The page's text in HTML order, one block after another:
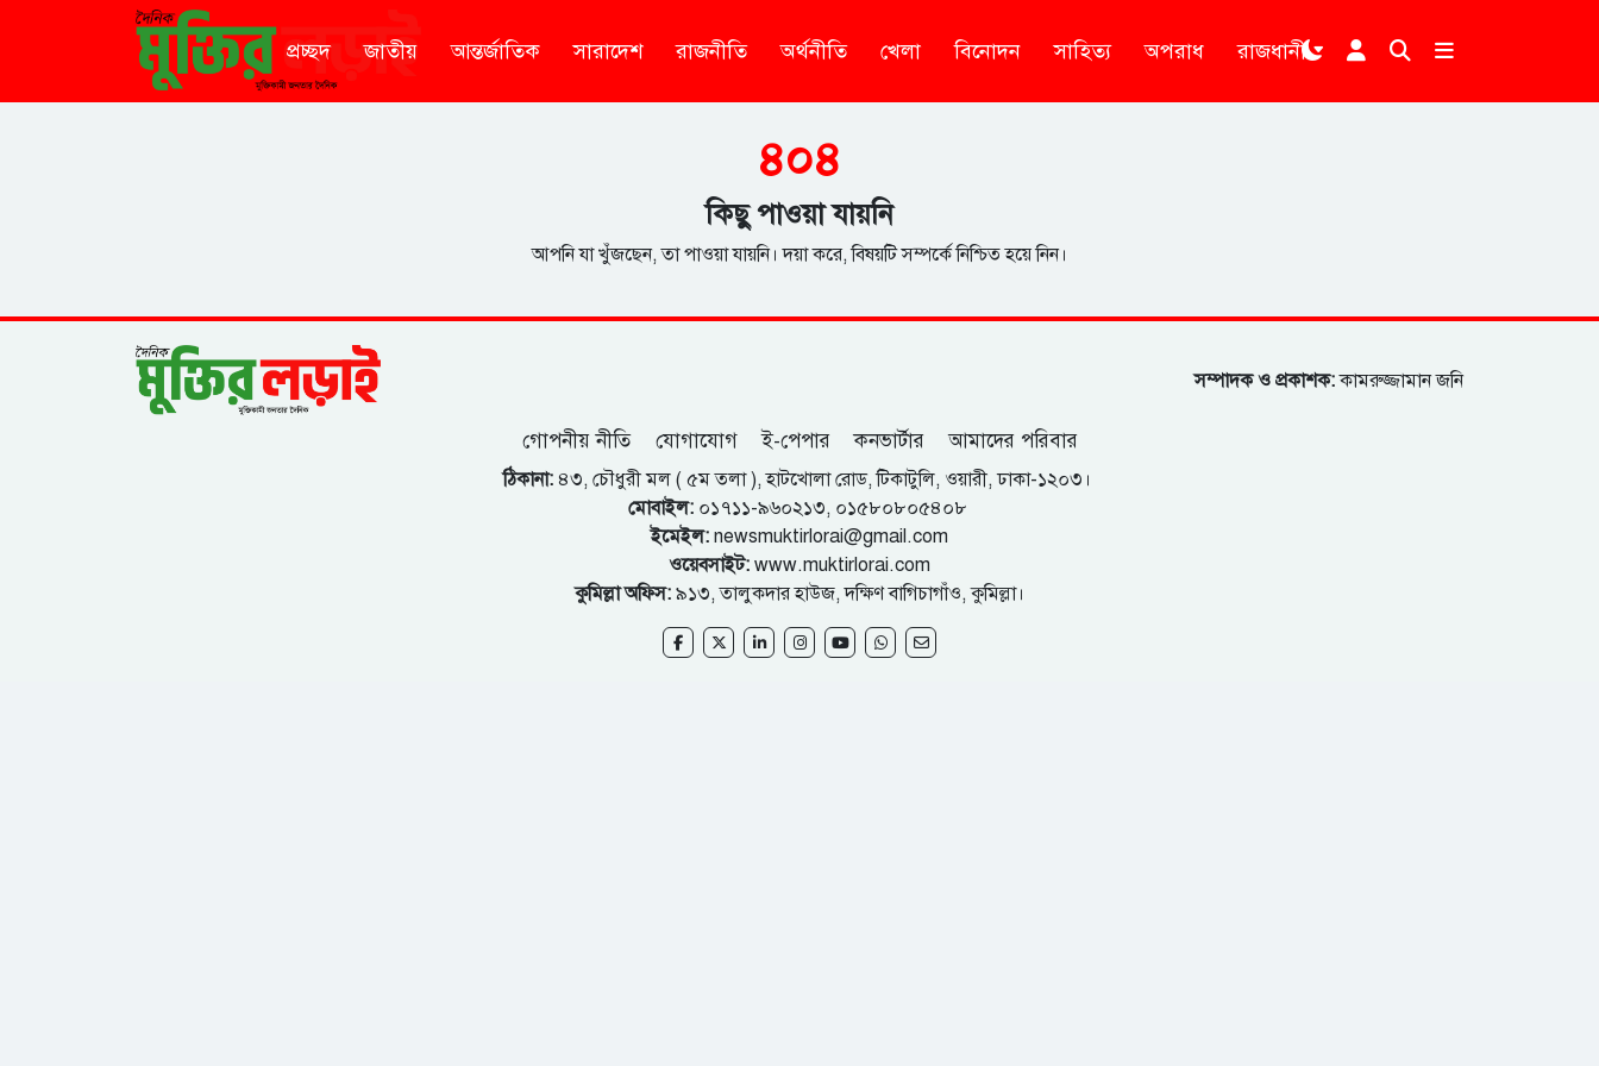
প্রচ্ছদ জাতীয় আন্তর্জাতিক সারাদেশ রাজনীতি অর্থনীতি খেলা বিনোদন সাহিত্য অপরাধ রাজধানী
৪০৪
কিছু পাওয়া যায়নি
আপনি যা খুঁজছেন, তা পাওয়া যায়নি। দয়া করে, বিষয়টি সম্পর্কে নিশ্চিত হয়ে নিন।
সম্পাদক ও প্রকাশক:কামরুজ্জামান জনি
গোপনীয় নীতি যোগাযোগ ই-পেপার কনভার্টার আমাদের পরিবার
ঠিকানা: ৪৩, চৌধুরী মল ( ৫ম তলা ), হাটখোলা রোড, টিকাটুলি, ওয়ারী, ঢাকা-১২০৩।
মোবাইল:০১৭১১-৯৬০২১৩, ০১৫৮০৮০৫৪০৮
ইমেইল: newsmuktirlorai@gmail.com
ওয়েবসাইট: www.muktirlorai.com
কুমিল্লা অফিস: ৯১৩, তালুকদার হাউজ, দক্ষিণ বাগিচাগাঁও, কুমিল্লা।